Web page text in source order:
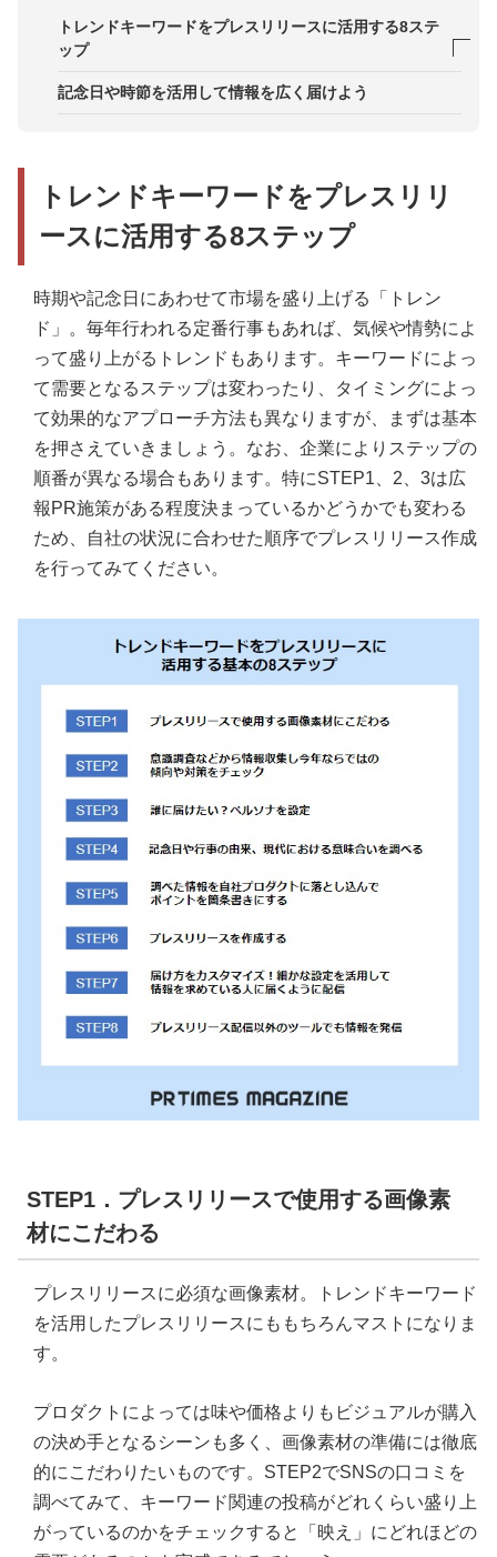
トレンドキーワードをプレスリリースに活用する8ステ
ップ
STEP1．プレスリリースで使用する画像素材にこだ
STEP3．誰に届けたい？ペルソナを設定する
STEP5．調べた情報を自社プロダクトに落とし込ん
でポイントを箇条書きにする
STEP6．プレスリリースを作成する
STEP7．届け方をカスタマイズ！細かな設定を活用
して情報を求めている人に届くように配信
STEP8．プレスリリース配信以外のツールでも情報
を発信
記念日や時節を活用して情報を広く届けよう
トレンドキーワードをプレスリリ
ースに活用する8ステップ
時期や記念日にあわせて市場を盛り上げる「トレン
ド」。毎年行われる定番行事もあれば、気候や情勢によ
って盛り上がるトレンドもあります。キーワードによっ
て需要となるステップは変わったり、タイミングによっ
て効果的なアプローチ方法も異なりますが、まずは基本
を押さえていきましょう。なお、企業によりステップの
順番が異なる場合もあります。特にSTEP1、2、3は広
報PR施策がある程度決まっているかどうかでも変わる
ため、自社の状況に合わせた順序でプレスリリース作成
を行ってみてください。
STEP1．プレスリリースで使用する画像素
材にこだわる
プレスリリースに必須な画像素材。トレンドキーワード
を活用したプレスリリースにももちろんマストになりま
す。
プロダクトによっては味や価格よりもビジュアルが購入
の決め手となるシーンも多く、画像素材の準備には徹底
的にこだわりたいものです。STEP2でSNSの口コミを
調べてみて、キーワード関連の投稿がどれくらい盛り上
がっているのかをチェックすると「映え」にどれほどの